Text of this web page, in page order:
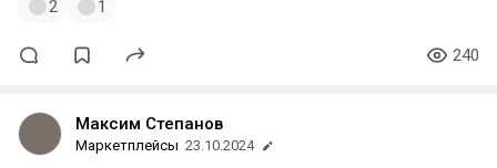
2 1
240
Максим Степанов
Маркетплейсы 23.10.2024